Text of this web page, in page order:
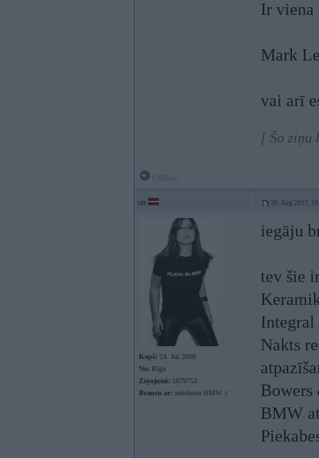
Ir viena
Mark
vai arī
[ Šo ziņu
sn 30. Aug 2017,
Kopš: 24. Jul 2008
No: Rīga
Ziņojumi: 1879753
Braucu ar: nekrāsotu BMW :(
iegāju
tev šie
Integral
Nakts
Bowers
BMW